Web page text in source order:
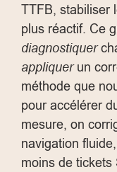
TTFB, stabiliser
plus réactif. Ce
diagnostiquer
appliquerun
méthode que
pour accélérer
mesure, on
navigation
moins de tickets